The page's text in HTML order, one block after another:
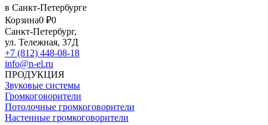
в Санкт-Петербурге
Корзина0 ₽0
Санкт-Петербург,
ул. Тележная, 37Д
+7 (812) 448-08-18
info@n-el.ru
ПРОДУКЦИЯ
Звуковые системы
Громкоговорители
Потолочные громкоговорители
Настенные громкоговорители